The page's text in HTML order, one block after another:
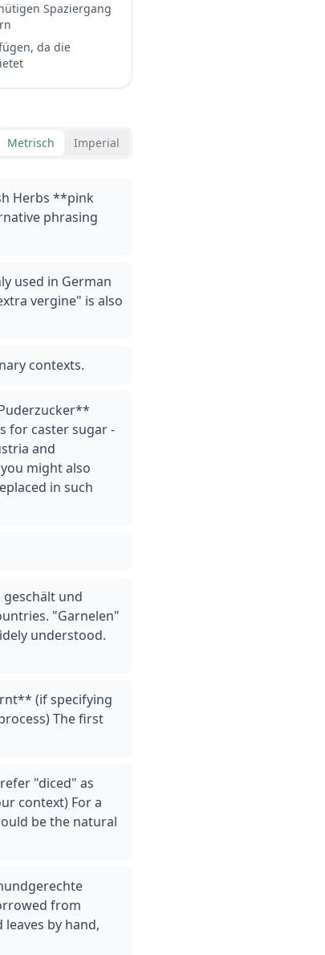
Spaziergang
da die
Metrisch Imperial
Herbs **pink
phrasing
used in German
vergine" is also
contexts.
for caster sugar -
and
might also
in such
und
"Garnelen"
understood.
(if specifying
The first
"diced" as
context) For a
be the natural
from
by hand,